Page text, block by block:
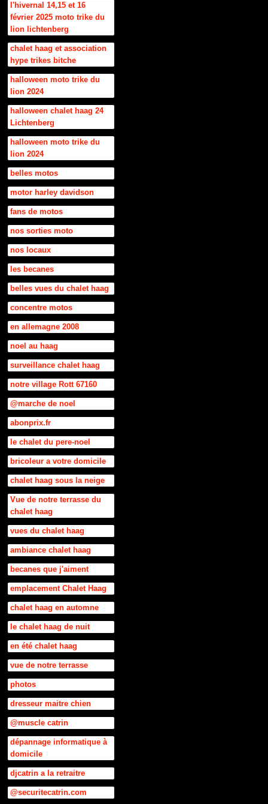
l'hivernal 14,15 et 16
février 2025 moto trike du
lion lichtenberg
chalet haag et association
hype trikes bitche
halloween moto trike du
lion 2024
halloween chalet haag 24
Lichtenberg
halloween moto trike du
lion 2024
belles motos
motor harley davidson
fans de motos
nos sorties moto
nos locaux
les becanes
belles vues du chalet haag
concentre motos
en allemagne 2008
noel au haag
surveillance chalet haag
notre village Rott 67160
@marche de noel
abonprix.fr
le chalet du pere-noel
bricoleur a votre domicile
chalet haag sous la neige
Vue de notre terrasse du
chalet haag
vues du chalet haag
ambiance chalet haag
becanes que j'aiment
emplacement Chalet Haag
chalet haag en automne
le chalet haag de nuit
en été chalet haag
vue de notre terrasse
photos
dresseur maitre chien
@muscle catrin
dépannage informatique à
domicile
djcatrin a la retraitre
@securitecatrin.com